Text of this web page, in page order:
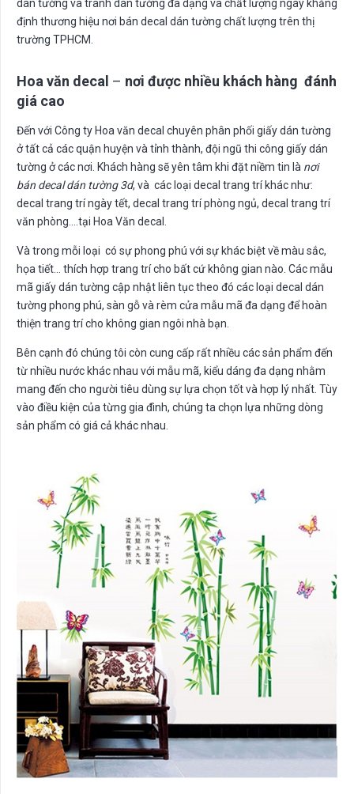
dán tường và tranh dán tường đa dạng và chất lượng ngày khẳng
định thương hiệu nơi bán decal dán tường chất lượng trên thị
trường TPHCM.
Hoa văn decal – nơi được nhiều khách hàng đánh
giá cao
Đến với Công ty Hoa văn decal chuyên phân phối giấy dán tường
ở tất cả các quận huyện và tỉnh thành, đội ngũ thi công giấy dán
tường ở các nơi. Khách hàng sẽ yên tâm khi đặt niềm tin là nơi
bán decal dán tường 3d, và các loại decal trang trí khác như:
decal trang trí ngày tết, decal trang trí phòng ngủ, decal trang trí
văn phòng….tại Hoa Văn decal.
Và trong mỗi loại có sự phong phú với sự khác biệt về màu sắc,
họa tiết… thích hợp trang trí cho bất cứ không gian nào. Các mẫu
mã giấy dán tường cập nhật liên tục theo đó các loại decal dán
tường phong phú, sàn gỗ và rèm cửa mẫu mã đa dạng để hoàn
thiện trang trí cho không gian ngôi nhà bạn.
Bên cạnh đó chúng tôi còn cung cấp rất nhiều các sản phẩm đến
từ nhiều nước khác nhau với mẫu mã, kiểu dáng đa dạng nhằm
mang đến cho người tiêu dùng sự lựa chọn tốt và hợp lý nhất. Tùy
vào điều kiện của từng gia đình, chúng ta chọn lựa những dòng
sản phẩm có giá cả khác nhau.